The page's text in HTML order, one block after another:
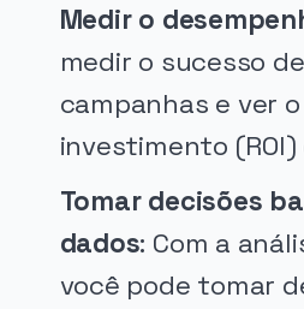
Medir o
medir o sucesso
campanhas e ver
investimento
Tomar decisões
dados: Com a
você pode tomar